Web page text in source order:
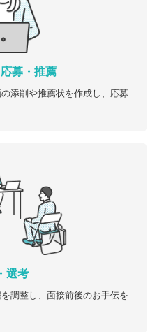
募・推薦
添削や推薦状を作成し、応募
選考
調整し、面接前後のお手伝を